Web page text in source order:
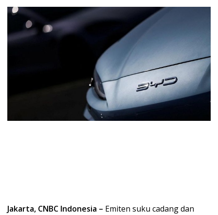
Jakarta, CNBC Indonesia – Emiten suku cadang dan